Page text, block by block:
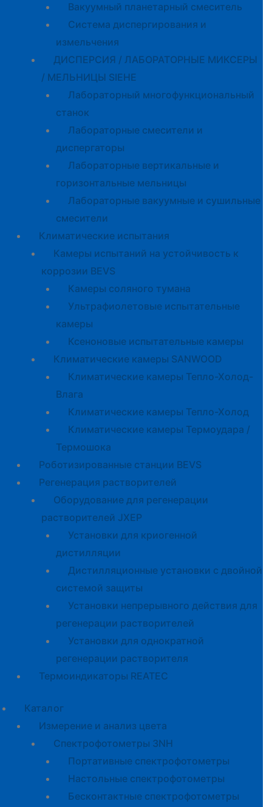
Вакуумный планетарный смеситель
Система диспергирования и
измельчения
ДИСПЕРСИЯ / ЛАБОРАТОРНЫЕ МИКСЕРЫ
/ МЕЛЬНИЦЫ SIEHE
Лабораторный многофункциональный
станок
Лабораторные смесители и
диспергаторы
Лабораторные вертикальные и
горизонтальные мельницы
Лабораторные вакуумные и сушильные
смесители
Климатические испытания
Камеры испытаний на устойчивость к
коррозии BEVS
Камеры соляного тумана
Ультрафиолетовые испытательные
камеры
Ксеноновые испытательные камеры
Климатические камеры SANWOOD
Климатические камеры Тепло-Холод-
Влага
Климатические камеры Тепло-Холод
Климатические камеры Термоудара /
Термошока
Роботизированные станции BEVS
Регенерация растворителей
Оборудование для регенерации
растворителей JXEP
Установки для криогенной
дистилляции
Дистилляционные установки с двойной
системой защиты
Установки непрерывного действия для
регенерации растворителей
Установки для однократной
регенерации растворителя
Термоиндикаторы REATEC
Каталог
Измерение и анализ цвета
Спектрофотометры 3NH
Портативные спектрофотометры
Настольные спектрофотометры
Бесконтактные спектрофотометры